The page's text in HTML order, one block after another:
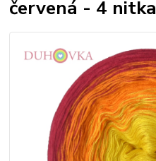
červená - 4 nitka